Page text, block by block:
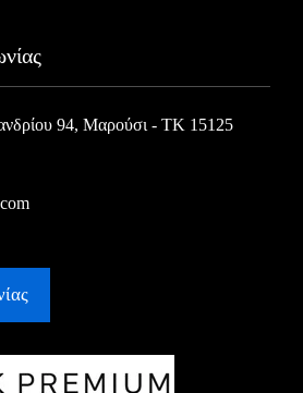
94, Μαρούσι - ΤΚ 15125